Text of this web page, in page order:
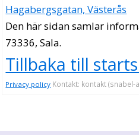
Hagabergsgatan, Västerås
Den här sidan samlar
73336, Sala.
Tillbaka till
Privacy policy Kontakt: kontakt